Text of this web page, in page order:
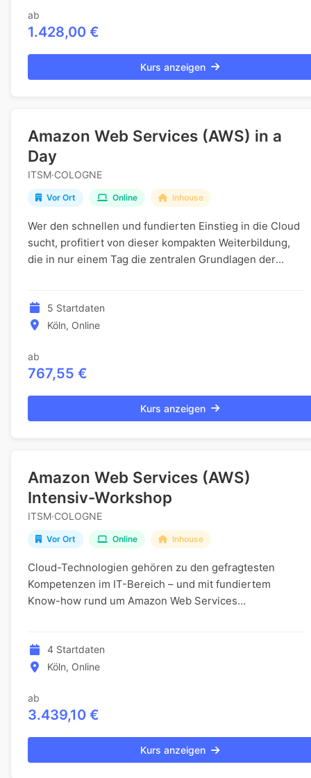
ab
1.428,00 €
Kurs anzeigen
Amazon Web Services (AWS) in a
Day
ITSM·COLOGNE
Vor Ort Online Inhouse
Wer den schnellen und fundierten Einstieg in die Cloud
sucht, profitiert von dieser kompakten Weiterbildung,
die in nur einem Tag die zentralen Grundlagen der
5 Startdaten
Köln, Online
ab
767,55 €
Kurs anzeigen
Amazon Web Services (AWS)
Intensiv-Workshop
ITSM·COLOGNE
Vor Ort Online Inhouse
Cloud-Technologien gehören zu den gefragtesten
Kompetenzen im IT-Bereich – und mit fundiertem
Know-how rund um Amazon Web Services
4 Startdaten
Köln, Online
ab
3.439,10 €
Kurs anzeigen